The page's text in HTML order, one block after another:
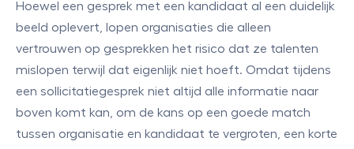
Hoewel een gesprek met een kandidaat al een duidelijk
beeld oplevert, lopen organisaties die alleen
vertrouwen op gesprekken het risico dat ze talenten
mislopen terwijl dat eigenlijk niet hoeft. Omdat tijdens
een sollicitatiegesprek niet altijd alle informatie naar
boven komt kan, om de kans op een goede match
tussen organisatie en kandidaat te vergroten, een korte